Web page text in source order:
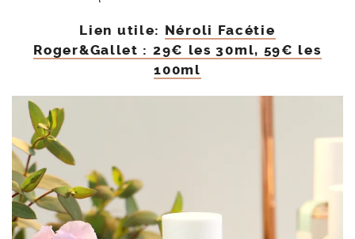
Lien utile: Néroli Facétie
Roger&Gallet : 29€ les 30ml, 59€ les
100ml